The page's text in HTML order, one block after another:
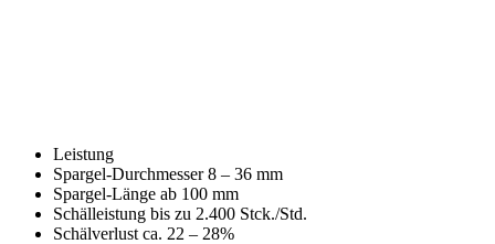
Leistung
Spargel-Durchmesser 8 – 36 mm
Spargel-Länge ab 100 mm
Schälleistung bis zu 2.400 Stck./Std.
Schälverlust ca. 22 – 28%